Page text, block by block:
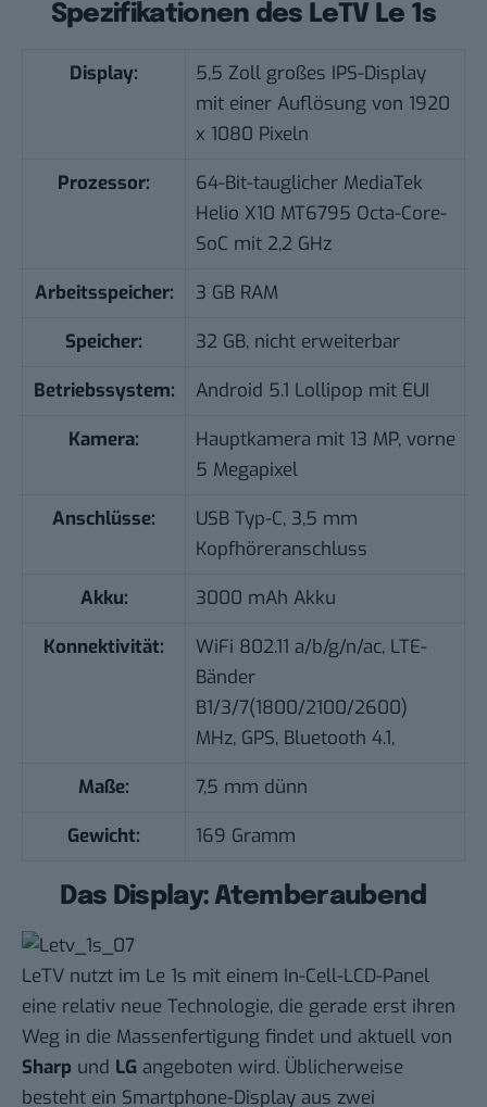
Spezifikationen des LeTV Le 1s
Display:
5,5 Zoll großes IPS-Display
mit einer Auflösung von 1920
x 1080 Pixeln
Prozessor:
64-Bit-tauglicher MediaTek
Helio X10 MT6795 Octa-Core-
SoC mit 2,2 GHz
Arbeitsspeicher:
3 GB RAM
Speicher:
32 GB, nicht erweiterbar
Betriebssystem:
Android 5.1 Lollipop mit EUI
Kamera:
Hauptkamera mit 13 MP, vorne
5 Megapixel
Anschlüsse:
USB Typ-C, 3,5 mm
Kopfhöreranschluss
Akku:
3000 mAh Akku
Konnektivität:
WiFi 802.11 a/b/g/n/ac, LTE-
Bänder
B1/3/7(1800/2100/2600)
MHz, GPS, Bluetooth 4.1,
Maße:
7,5 mm dünn
Gewicht:
169 Gramm
Das Display: Atemberaubend
LeTV nutzt im Le 1s mit einem In-Cell-LCD-Panel
eine relativ neue Technologie, die gerade erst ihren
Weg in die Massenfertigung findet und aktuell von
Sharp und LG angeboten wird. Üblicherweise
besteht ein Smartphone-Display aus zwei